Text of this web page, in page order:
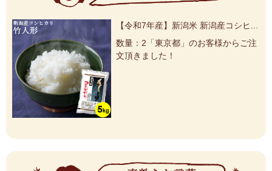
特急便 無洗米 吟精 魚沼産コシヒ...
数量：1「兵庫県」のお客様からご注
文頂きました！
【令和7年産】無洗米 吟精 新潟産...
数量：2「愛知県」のお客様からご注
文頂きました！
【令和7年産】新潟米 新潟産コシヒ...
数量：2「東京都」のお客様からご注
文頂きました！
無洗米 吟精 新潟産コシヒカリ 5kg
数量：1「東京都」のお客様からご注
文頂きました！
黒川産コシヒカリ 天水田 5kg
数量：1「兵庫県」のお客様からご注
文頂きました！
【8月お買い得品】オリジナル無洗...
数量：1「奈良県」のお客様からご注
文頂きました！
新潟アイスセレクション12個入り
数量：1「東京都」のお客様からご注
文頂きました！
【8月お買い得品】新潟米 新潟産こ...
数量：1「宮城県」のお客様からご注
文頂きました！
【令和7年産】魚沼産コシヒカリ八...
数量：2「神奈川県」のお客様からご
注文頂きました！
【8月お買い得品】オリジナル無洗...
数量：1「京都府」のお客様からご注
文頂きました！
玄米 新潟県産コシヒカリ 2kg
数量：1「京都府」のお客様からご注
文頂きました！
【8月お買い得品】オリジナル無洗...
数量：1「東京都」のお客様からご注
文頂きました！
【8月お買い得品】オリジナル無洗...
数量：1「埼玉県」のお客様からご注
文頂きました！
【8月お買い得品】新潟米 新潟産こ...
数量：1「東京都」のお客様からご注
文頂きました！
【8月お買い得品】オリジナル無洗...
数量：2「東京都」のお客様からご注
文頂きました！
戸頭大麦屋 新潟産もち麦(600g)
数量：1「東京都」のお客様からご注
文頂きました！
【8月お買い得品】オリジナル無洗...
数量：1「東京都」のお客様からご注
文頂きました！
米物語 魚沼産コシヒカリ南魚沼 5kg
数量：1「東京都」のお客様からご注
文頂きました！
米物語 新潟産コシヒカリJA上越 5kg
数量：1「千葉県」のお客様からご注
文頂きました！
オリジナル無洗米 南魚沼産コシヒ...
数量：1「神奈川県」のお客様からご
注文頂きました！
無洗米 吟精 新潟産コシヒカリ 5kg
数量：1「埼玉県」のお客様からご注
文頂きました！
令和7年産 無洗米 吟精 新潟産こし...
数量：2「埼玉県」のお客様からご注
文頂きました！
【令和7年産】佐渡産コシヒカリ特...
数量：6「東京都」のお客様からご注
文頂きました！
【令和7年産】無洗米 吟精 新潟産...
数量：1「東京都」のお客様からご注
文頂きました！
【令和7年産】米物語 魚沼産コシヒ...
数量：1「兵庫県」のお客様からご注
文頂きました！
【令和7年産】無洗米 吟精 魚沼産...
数量：3「千葉県」のお客様からご注
文頂きました！
【令和7年産】新潟米 【無洗米】新...
数量：3「神奈川県」のお客様からご
注文頂きました！
新潟米 【無洗米】新潟産新之助5kg
数量：3「千葉県」のお客様からご注
文頂きました！
無洗米 吟精 新潟産コシヒカリ 5kg
数量：1「埼玉県」のお客様からご注
文頂きました！
佐渡産コシヒカリ特別栽培米朱鷺と...
数量：1「東京都」のお客様からご注
文頂きました！
新潟産新之助5kg
数量：1「奈良県」のお客様からご注
文頂きました！
【令和7年産】特別栽培米 南魚沼産...
数量：1「大分県」のお客様からご注
文頂きました！
【令和7年産】佐渡産コシヒカリ特...
数量：6「東京都」のお客様からご注
文頂きました！
【令和7年産】無洗米 吟精 新潟産...
数量：5「大阪府」のお客様からご注
文頂きました！
【令和7年産】新潟米 いなほんぽ米...
数量：1「神奈川県」のお客様からご
注文頂きました！
【令和7年産】特別栽培米 南魚沼産...
数量：1「東京都」のお客様からご注
文頂きました！
佐渡産コシヒカリ特別栽培米朱鷺と...
数量：1「山口県」のお客様からご注
文頂きました！
【令和7年産】魚沼産コシヒカリ八...
数量：1「神奈川県」のお客様からご
注文頂きました！
佐渡産コシヒカリ特別栽培米朱鷺と...
数量：1「東京都」のお客様からご注
文頂きました！
令和7年産 無洗米 吟精 新潟産こし...
数量：1「愛知県」のお客様からご注
文頂きました！
【令和7年産】新潟米 新潟産コシヒ...
数量：1「東京都」のお客様からご注
文頂きました！
オリジナル無洗米 南魚沼産コシヒ...
数量：1「鹿児島県」のお客様からご
注文頂きました！
佐渡産コシヒカリ特別栽培米朱鷺と...
数量：1「群馬県」のお客様からご注
文頂きました！
オリジナル無洗米 南魚沼産コシヒ...
数量：2「埼玉県」のお客様からご注
文頂きました！
佐渡産コシヒカリ特別栽培米朱鷺と...
数量：2「東京都」のお客様からご注
文頂きました！
無洗米 吟精 新潟産コシヒカリ 5kg
数量：1「静岡県」のお客様からご注
文頂きました！
【令和7年産】米物語 佐渡産コシヒ...
数量：1「埼玉県」のお客様からご注
文頂きました！
十六穀ごはん 30g×6袋
数量：2「福岡県」のお客様からご注
文頂きました！
無洗米 吟精 新潟産コシヒカリ 5kg
数量：2「福岡県」のお客様からご注
文頂きました！
米物語 魚沼産コシヒカリ南魚沼 5kg
数量：1「神奈川県」のお客様からご
注文頂きました！